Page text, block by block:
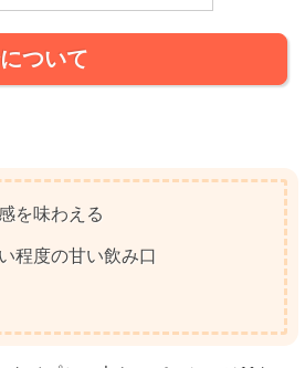
ついて
を味わえる
程度の甘い飲み口